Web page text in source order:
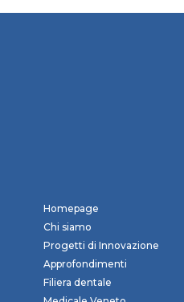
Homepage
Chi siamo
Progetti di Innovazione
Approfondimenti
Filiera dentale